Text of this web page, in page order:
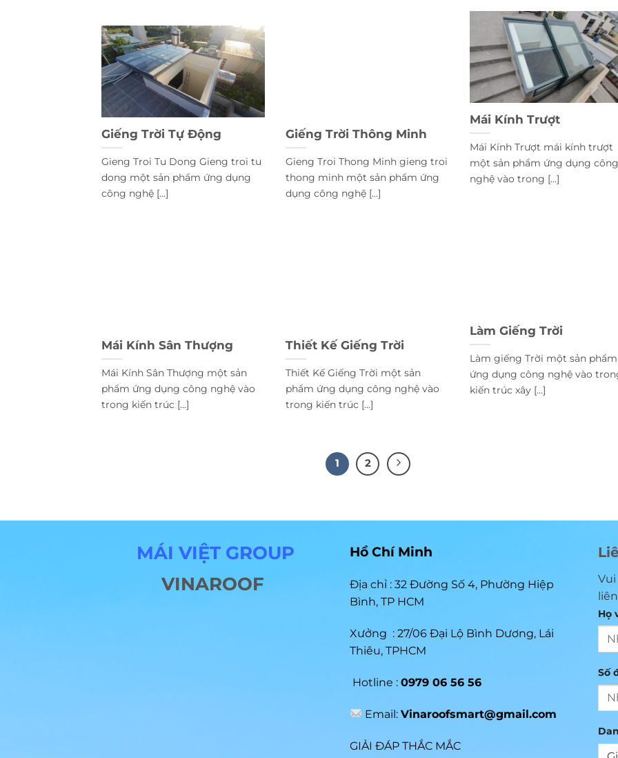
Mái Kính Trượt
Mái Kính Trượt mái kính trượt
một sản phẩm ứng dụng công
nghệ vào trong [...]
Giếng Trời Tự Động
Gieng Troi Tu Dong Gieng troi tu
dong một sản phẩm ứng dụng
công nghệ [...]
Giếng Trời Thông Minh
Gieng Troi Thong Minh gieng troi
thong minh một sản phẩm ứng
dụng công nghệ [...]
Làm Giếng Trời
Làm giếng Trời một sản phẩm
ứng dụng công nghệ vào
kiến trúc xây [...]
Mái Kính Sân Thượng
Mái Kính Sân Thượng một sản
phẩm ứng dụng công nghệ vào
trong kiến trúc [...]
Thiết Kế Giếng Trời
Thiết Kế Giếng Trời một sản
phẩm ứng dụng công nghệ vào
trong kiến trúc [...]
1 2
MÁI VIỆT GROUP
VINAROOF
Hồ Chí Minh
Địa chỉ : 32 Đường Số 4, Phường Hiệp
Bình, TP HCM
Xưởng : 27/06 Đại Lộ Bình Dương, Lái
Thiêu, TPHCM
Hotline : 0979 06 56 56
Email:Vinaroofsmart@gmail.com
GIẢI ĐÁP THẮC MẮC
Họ
Số